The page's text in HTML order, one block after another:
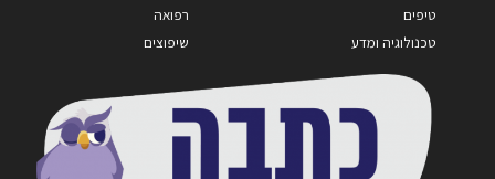
טיפים
טכנולוגיה ומדע
רפואה
שיפוצים